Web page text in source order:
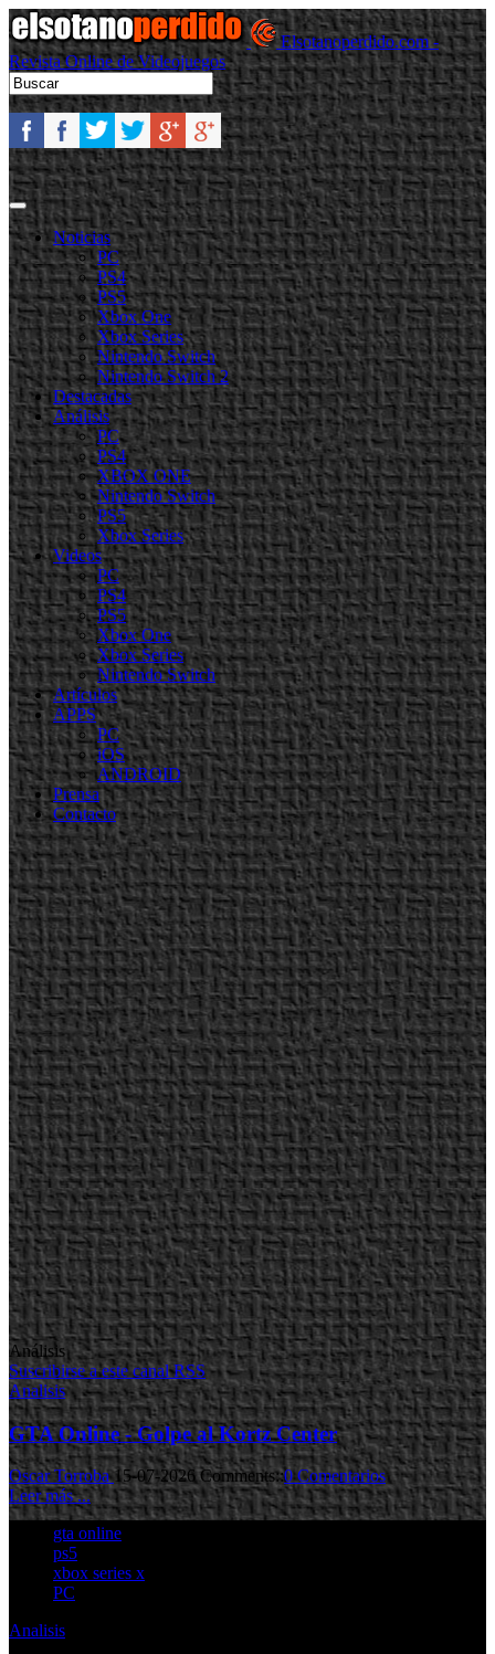
Elsotanoperdido.com -
Revista Online de Videojuegos
Noticias
PC
PS4
PS5
Xbox One
Xbox Series
Nintendo Switch
Nintendo Switch 2
Destacadas
Análisis
PC
PS4
XBOX ONE
Nintendo Switch
PS5
Xbox Series
Videos
PC
PS4
PS5
Xbox One
Xbox Series
Nintendo Switch
Artículos
APPS
PC
iOS
ANDROID
Prensa
Contacto
Análisis
Suscribirse a este canal RSS
Analisis
GTA Online - Golpe al Kortz Center
Oscar Torroba15-07-2026Comments::0 Comentarios
Leer más ...
gta online
ps5
xbox series x
PC
Analisis